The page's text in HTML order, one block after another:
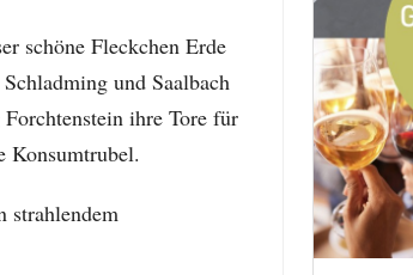
schöne Fleckchen Erde
und Saalbach
ihre Tore für
Konsumtrubel.
strahlendem